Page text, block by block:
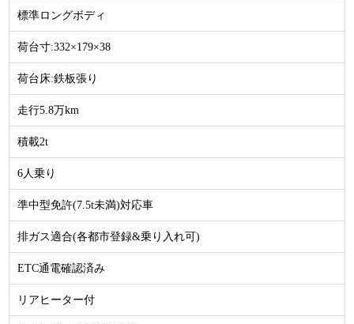
標準ロングボディ
荷台寸ː332×179×38
荷台床ː鉄板張り
走行5.8万km
積載2t
6人乗り
準中型免許(7.5t未満)対応車
排ガス適合(各都市登録&乗り入れ可)
ETC通電確認済み
リアヒーター付